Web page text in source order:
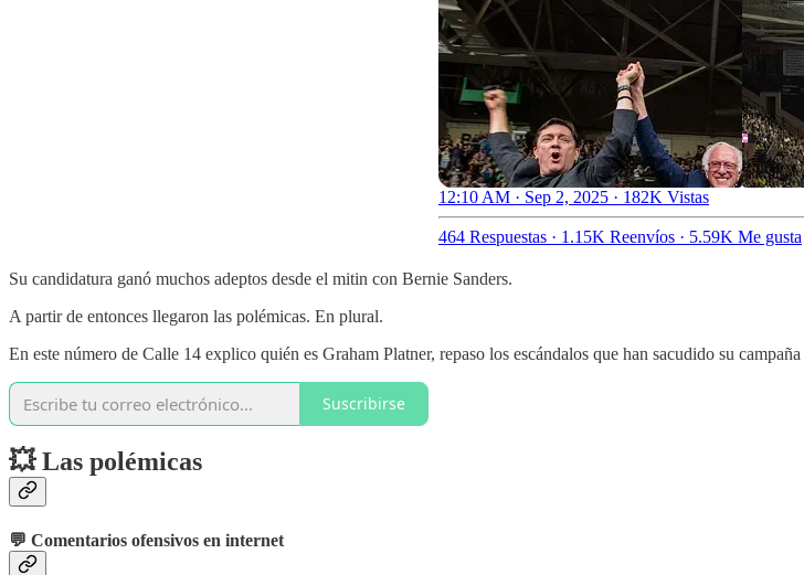
12:10 AM · Sep 2, 2025 · 182K Vistas
464 Respuestas · 1.15K Reenvíos · 5.59K Me gusta
Su candidatura ganó muchos adeptos desde el mitin con Bernie Sanders.
A partir de entonces llegaron las polémicas. En plural.
En este número de Calle 14 explico quién es Graham Platner, repaso los escándalos que han sacudido su
Suscribirse
💥 Las polémicas
💬 Comentarios ofensivos en internet